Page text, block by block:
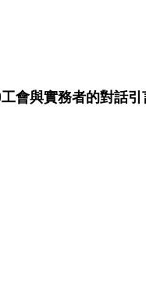
會與實務者的對話引